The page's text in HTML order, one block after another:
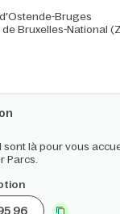
Bruges
de Bruxelles-National
sont là pour vous
Parcs.
96